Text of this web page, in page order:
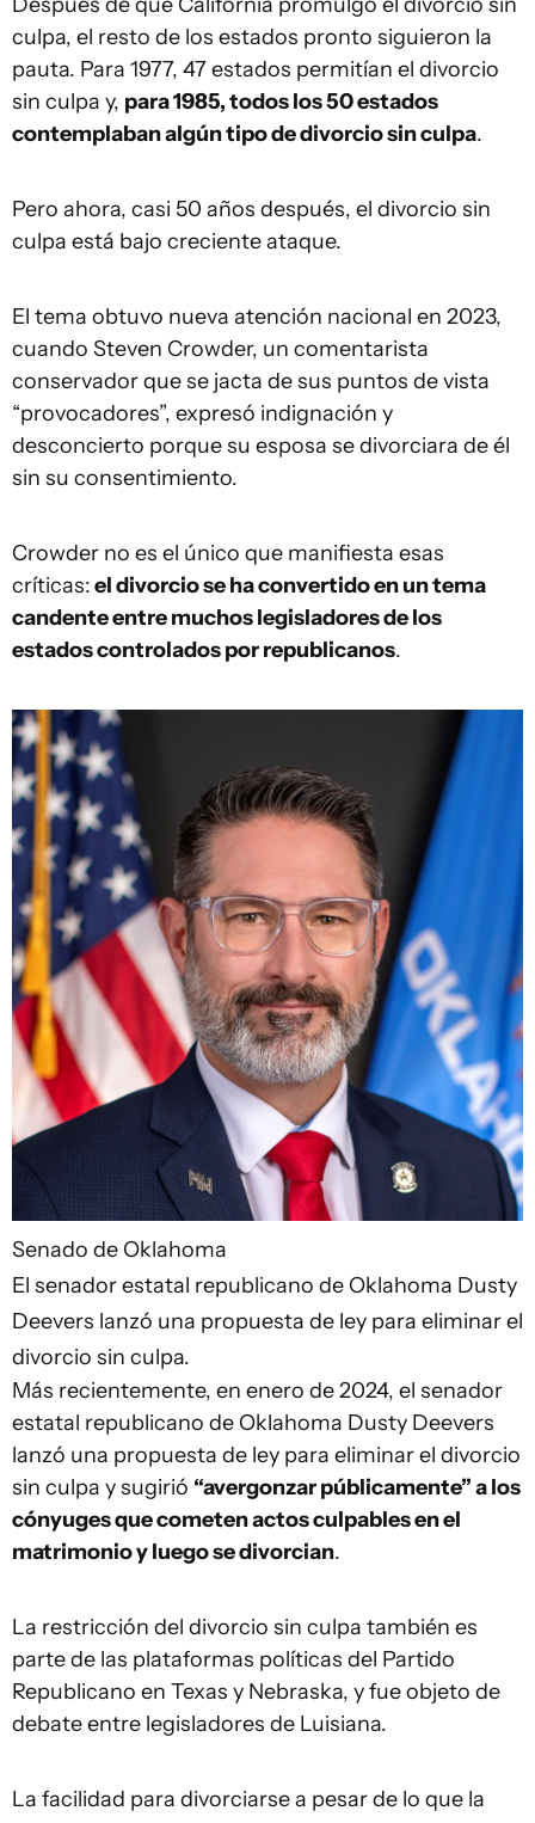
culpa, el resto de los estados pronto siguieron la
pauta. Para 1977, 47 estados permitían el divorcio
sin culpa y, para 1985, todos los 50 estados
contemplaban algún tipo de divorcio sin culpa.
Pero ahora, casi 50 años después, el divorcio sin
culpa está bajo creciente ataque.
El tema obtuvo nueva atención nacional en 2023,
cuando Steven Crowder, un comentarista
conservador que se jacta de sus puntos de vista
“provocadores”, expresó indignación y
desconcierto porque su esposa se divorciara de él
sin su consentimiento.
Crowder no es el único que manifiesta esas
críticas:el divorcio se ha convertido en un tema
candente entre muchos legisladores de los
estados controlados por republicanos.
Senado de Oklahoma
El senador estatal republicano de Oklahoma Dusty
Deevers lanzó una propuesta de ley para eliminar el
divorcio sin culpa.
Más recientemente, en enero de 2024, el senador
estatal republicano de Oklahoma Dusty Deevers
lanzó una propuesta de ley para eliminar el divorcio
sin culpa y sugirió “avergonzar públicamente” a los
cónyuges que cometen actos culpables en el
matrimonio y luego se divorcian.
La restricción del divorcio sin culpa también es
parte de las plataformas políticas del Partido
Republicano en Texas y Nebraska, y fue objeto de
debate entre legisladores de Luisiana.
La facilidad para divorciarse a pesar de lo que la